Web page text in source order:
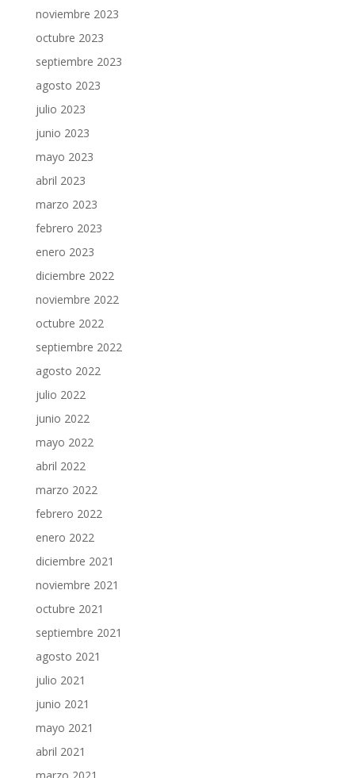
noviembre 2023
octubre 2023
septiembre 2023
agosto 2023
julio 2023
junio 2023
mayo 2023
abril 2023
marzo 2023
febrero 2023
enero 2023
diciembre 2022
noviembre 2022
octubre 2022
septiembre 2022
agosto 2022
julio 2022
junio 2022
mayo 2022
abril 2022
marzo 2022
febrero 2022
enero 2022
diciembre 2021
noviembre 2021
octubre 2021
septiembre 2021
agosto 2021
julio 2021
junio 2021
mayo 2021
abril 2021
marzo 2021